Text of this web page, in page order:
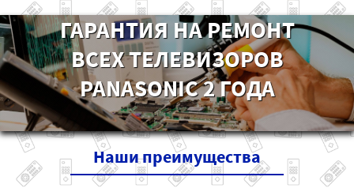
ГАРАНТИЯ НА РЕМОНТ
ВСЕХ ТЕЛЕВИЗОРОВ
PANASONIC 2 ГОДА
Нашипреимущества